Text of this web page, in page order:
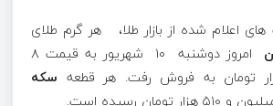
اعلام شده از بازار طلا، هر گرم طلای
امروز دوشنبه ۱۰ شهریور به قیمت ۸
سکه